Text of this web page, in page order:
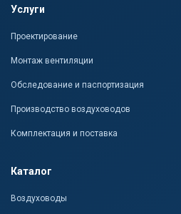
Услуги
Проектирование
Монтаж вентиляции
Обследование и паспортизация
Производство воздуховодов
Комплектация и поставка
Каталог
Воздуховоды